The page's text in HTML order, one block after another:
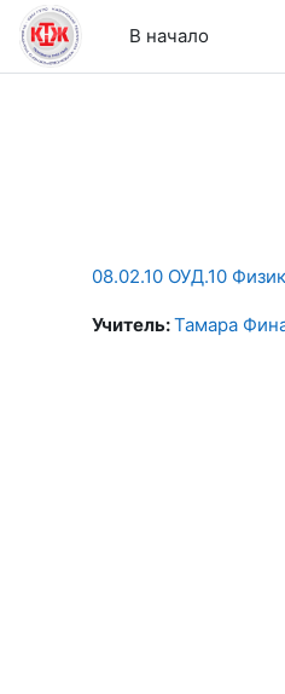
Перейти к основному
В начало
08.02.10 ОУД.10
Учитель:Тамара